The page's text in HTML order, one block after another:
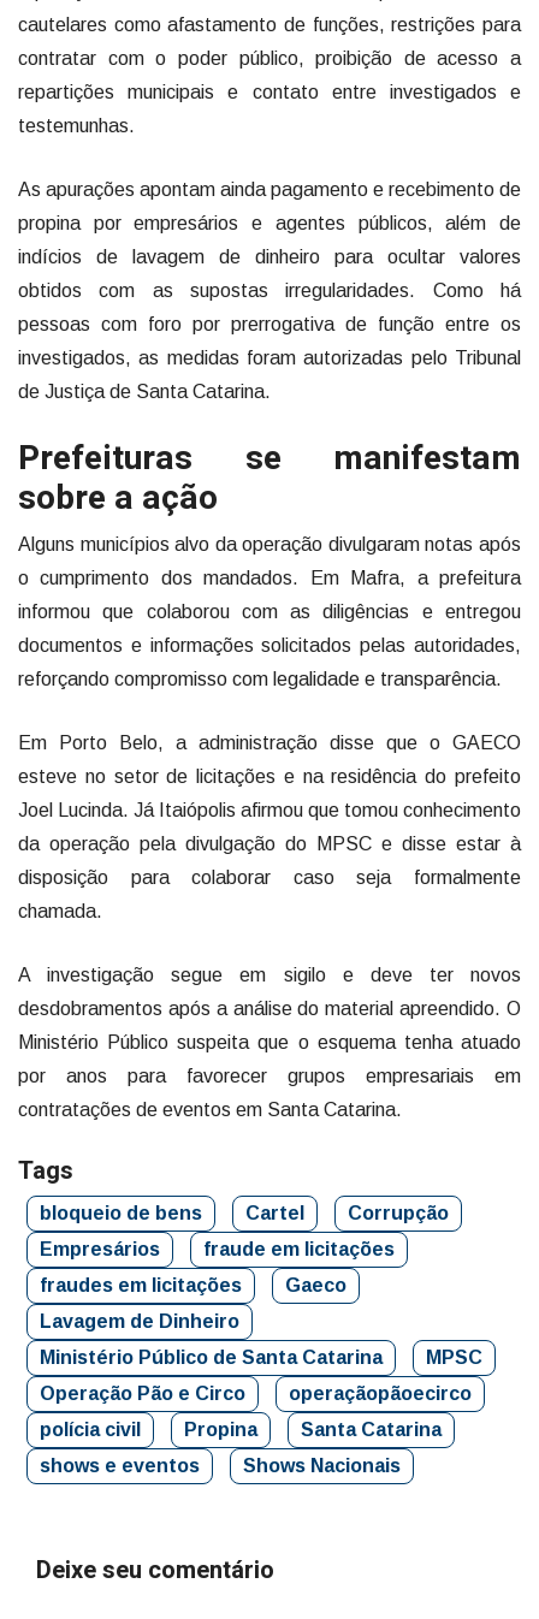
cautelares como afastamento de funções, restrições para
contratar com o poder público, proibição de acesso a
repartições municipais e contato entre investigados e
testemunhas.
As apurações apontam ainda pagamento e recebimento de
propina por empresários e agentes públicos, além de
indícios de lavagem de dinheiro para ocultar valores
obtidos com as supostas irregularidades. Como há
pessoas com foro por prerrogativa de função entre os
investigados, as medidas foram autorizadas pelo Tribunal
de Justiça de Santa Catarina.
Prefeituras se manifestam
sobre a ação
Alguns municípios alvo da operação divulgaram notas após
o cumprimento dos mandados. Em Mafra, a prefeitura
informou que colaborou com as diligências e entregou
documentos e informações solicitados pelas autoridades,
reforçando compromisso com legalidade e transparência.
Em Porto Belo, a administração disse que o GAECO
esteve no setor de licitações e na residência do prefeito
Joel Lucinda. Já Itaiópolis afirmou que tomou conhecimento
da operação pela divulgação do MPSC e disse estar à
disposição para colaborar caso seja formalmente
chamada.
A investigação segue em sigilo e deve ter novos
desdobramentos após a análise do material apreendido. O
Ministério Público suspeita que o esquema tenha atuado
por anos para favorecer grupos empresariais em
contratações de eventos em Santa Catarina.
Tags
bloqueio de bens Cartel
Corrupção
Empresários
fraude em licitações
fraudes em licitações
Gaeco
Lavagem de Dinheiro
Ministério Público de Santa Catarina
MPSC
Operação Pão e Circo
operaçãopãoecirco
polícia civil
Propina
Santa Catarina
shows e eventos
Shows Nacionais
Deixe seu comentário